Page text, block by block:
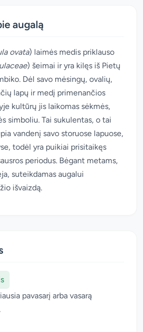
augalą
ovata) laimės medis priklauso
) šeimai ir yra kilęs iš Pietų
Dėl savo mėsingų, ovalių,
lapų ir medį primenančios
kultūrų jis laikomas sėkmės,
simboliu. Tai sukulentas, o tai
vandenį savo storuose lapuose,
todėl yra puikiai prisitaikęs
periodus. Bėgant metams,
suteikdamas augalui
išvaizdą.
pavasarį arba vasarą